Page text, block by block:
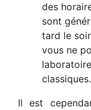
des
sont
tard le
vous ne
classiques.
Il est